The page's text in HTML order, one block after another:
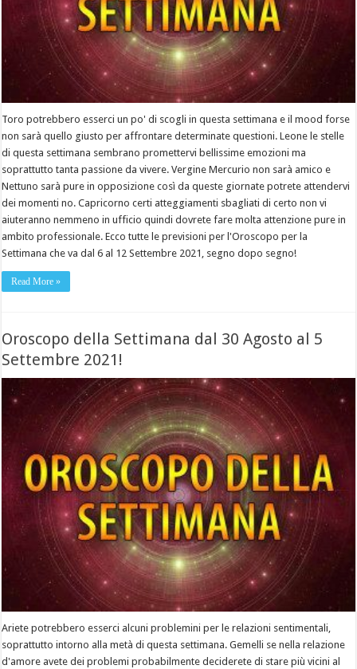
Toro potrebbero esserci un po' di scogli in questa settimana e il mood forse
non sarà quello giusto per affrontare determinate questioni. Leone le stelle
di questa settimana sembrano promettervi bellissime emozioni ma
soprattutto tanta passione da vivere. Vergine Mercurio non sarà amico e
Nettuno sarà pure in opposizione così da queste giornate potrete attendervi
dei momenti no. Capricorno certi atteggiamenti sbagliati di certo non vi
aiuteranno nemmeno in ufficio quindi dovrete fare molta attenzione pure in
ambito professionale. Ecco tutte le previsioni per l'Oroscopo per la
Settimana che va dal 6 al 12 Settembre 2021, segno dopo segno!
Read More »
Oroscopo della Settimana dal 30 Agosto al 5
Settembre 2021!
Ariete potrebbero esserci alcuni problemini per le relazioni sentimentali,
soprattutto intorno alla metà di questa settimana. Gemelli se nella relazione
d'amore avete dei problemi probabilmente deciderete di stare più vicini al